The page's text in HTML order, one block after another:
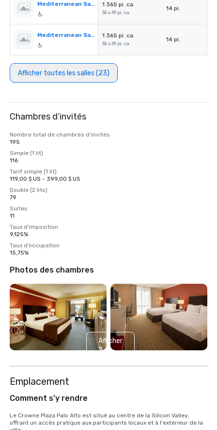
Mediterranean Salon A 1 365 pi. ca.
35 x 39 pi. ca.
14 pi.
Mediterranean Salon B 1 365 pi. ca.
35 x 39 pi. ca.
14 pi.
Afficher toutes les salles (23)
Chambres d’invités
Nombre total de chambres d’invités
195
Simple (1 lit)
116
Tarif simple (1 lit)
119,00 $ US - 399,00 $ US
Double (2 lits)
79
Suites
11
Taux d’imposition
9,125%
Taux d’occupation
15,75%
Photos des chambres
Afficher
2
Emplacement
Comment s’y rendre
Le Crowne Plaza Palo Alto est situé au centre de la Silicon Valley,
offrant un accès pratique aux participants locaux et à l'extérieur de la